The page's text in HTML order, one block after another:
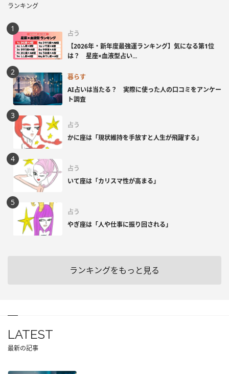
ランキング
占う
【2026年・新年度最強運ランキング】気になる第1位
は？ 星座×血液型占い...
暮らす
AI占いは当たる？ 実際に使った人の口コミをアンケー
ト調査
占う
かに座は「現状維持を手放すと人生が飛躍する」
占う
いて座は「カリスマ性が高まる」
占う
やぎ座は「人や仕事に振り回される」
ランキングをもっと見る
LATEST
最新の記事